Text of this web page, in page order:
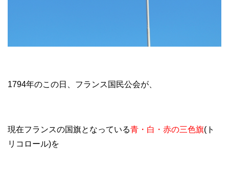
1794年のこの日、フランス国民公会が、
現在フランスの国旗となっている青・白・赤の三色旗(ト
リコロール)を